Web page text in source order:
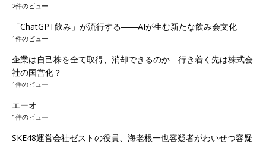
2件のビュー
「ChatGPT飲み」が流行する――AIが生む新たな飲み会文化
1件のビュー
企業は自己株を全て取得、消却できるのか 行き着く先は株式会
社の国営化？
1件のビュー
エーオ
1件のビュー
SKE48運営会社ゼストの役員、海老根一也容疑者がわいせつ容疑